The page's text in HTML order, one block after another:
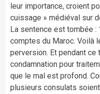
leur importance, croient
cuissage » médiéval sur
​La sentence est tombée :
comptes du Maroc. Voilà
perversion. Et pendant ce
condamnation pour
que le mal est profond.
plusieurs consulats